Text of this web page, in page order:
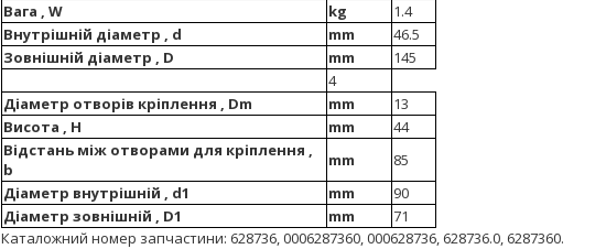
Вага , W kg
1.4
Внутрішній діаметр , d
mm
46.5
Зовнішній діаметр , D
mm
145
4
Діаметр отворів кріплення , Dm
mm
13
Висота , H
mm
44
Відстань між отворами для кріплення ,
b
mm
85
Діаметр внутрішній , d1
mm
90
Діаметр зовнішній , D1
mm
71
Каталожний номер запчастини: 628736, 0006287360, 000628736, 628736.0, 6287360.